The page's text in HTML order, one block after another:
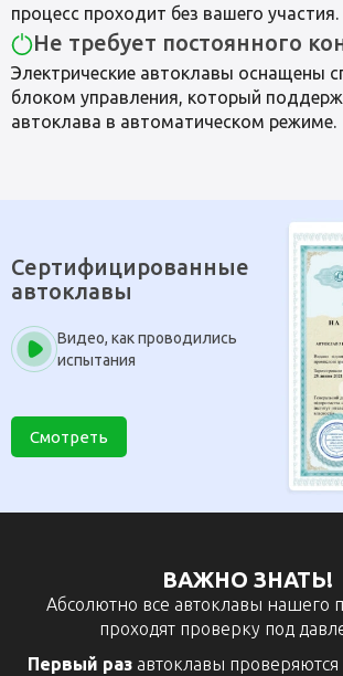
процесс проходит без вашего участия.
Не требует постоянного
Электрические автоклавы оснащены
блоком управления, который
автоклава в автоматическом режиме.
Сертифицированные
автоклавы
Видео, как проводились
испытания
Смотреть
ВАЖНО ЗНАТЬ!
Абсолютно все автоклавы нашего
проходят проверку под
Первый раз автоклавы проверяются